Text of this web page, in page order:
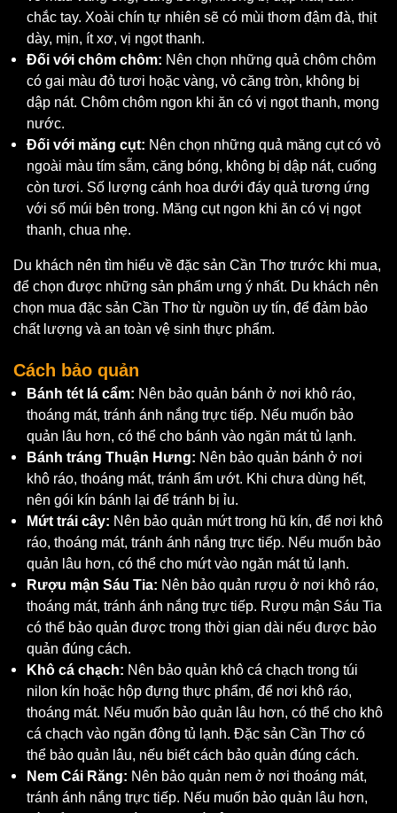
chắc tay. Xoài chín tự nhiên sẽ có mùi thơm đậm đà, thịt
dày, mịn, ít xơ, vị ngọt thanh.
Đối với chôm chôm: Nên chọn những quả chôm chôm
có gai màu đỏ tươi hoặc vàng, vỏ căng tròn, không bị
dập nát. Chôm chôm ngon khi ăn có vị ngọt thanh, mọng
nước.
Đối với măng cụt: Nên chọn những quả măng cụt có vỏ
ngoài màu tím sẫm, căng bóng, không bị dập nát, cuống
còn tươi. Số lượng cánh hoa dưới đáy quả tương ứng
với số múi bên trong. Măng cụt ngon khi ăn có vị ngọt
thanh, chua nhẹ.
Du khách nên tìm hiểu về đặc sản Cần Thơ trước khi mua,
để chọn được những sản phẩm ưng ý nhất. Du khách nên
chọn mua đặc sản Cần Thơ từ nguồn uy tín, để đảm bảo
chất lượng và an toàn vệ sinh thực phẩm.
Cách bảo quản
Bánh tét lá cẩm: Nên bảo quản bánh ở nơi khô ráo,
thoáng mát, tránh ánh nắng trực tiếp. Nếu muốn bảo
quản lâu hơn, có thể cho bánh vào ngăn mát tủ lạnh.
Bánh tráng Thuận Hưng: Nên bảo quản bánh ở nơi
khô ráo, thoáng mát, tránh ẩm ướt. Khi chưa dùng hết,
nên gói kín bánh lại để tránh bị ỉu.
Mứt trái cây: Nên bảo quản mứt trong hũ kín, để nơi khô
ráo, thoáng mát, tránh ánh nắng trực tiếp. Nếu muốn bảo
quản lâu hơn, có thể cho mứt vào ngăn mát tủ lạnh.
Rượu mận Sáu Tia: Nên bảo quản rượu ở nơi khô ráo,
thoáng mát, tránh ánh nắng trực tiếp. Rượu mận Sáu Tia
có thể bảo quản được trong thời gian dài nếu được bảo
quản đúng cách.
Khô cá chạch: Nên bảo quản khô cá chạch trong túi
nilon kín hoặc hộp đựng thực phẩm, để nơi khô ráo,
thoáng mát. Nếu muốn bảo quản lâu hơn, có thể cho khô
cá chạch vào ngăn đông tủ lạnh. Đặc sản Cần Thơ có
thể bảo quản lâu, nếu biết cách bảo quản đúng cách.
Nem Cái Răng: Nên bảo quản nem ở nơi thoáng mát,
tránh ánh nắng trực tiếp. Nếu muốn bảo quản lâu hơn,